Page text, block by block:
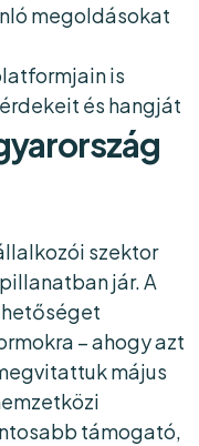
megoldásokat
is
és hangját
szektor
jár. A
– ahogy azt
május
támogató,